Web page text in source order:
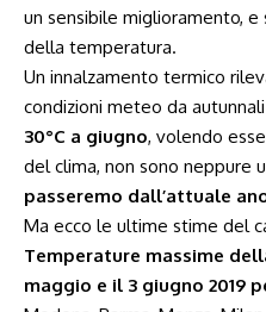
un sensibile miglioramento,
della temperatura.
Un innalzamento termico
condizioni meteo da
30°C a giugno, volendo
del clima, non sono neppure
passeremo dall’attuale
Ma ecco le ultime stime del
Temperature massime
maggio e il 3 giugno 2019